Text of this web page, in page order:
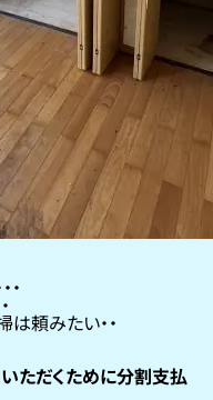
は頼みたい
ただくために分割支払